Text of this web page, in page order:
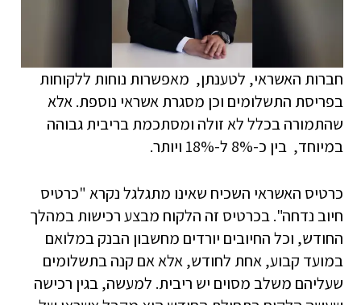
חברות האשראי, לטענתן, מאפשרות נוחות ללקוחות
בפריסת התשלומים וכן מסגרת אשראי נוספת. אלא
שהתמורה בכלל לא זולה ומסתכמת בריבית גבוהה
במיוחד, בין כ-8% ל-18% ויותר.
כרטיס האשראי השכיח שאינו מתגלגל נקרא "כרטיס
חיוב נדחה". בכרטיס זה הלקוח מבצע רכישות במהלך
החודש, וכל החיובים יורדים מחשבון הבנק במלואם
במועד קבוע, אחת לחודש, אלא אם קנה בתשלומים
שעליהם משלב מסוים יש ריבית. למעשה, בגין רכישה